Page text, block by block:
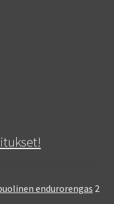
endurorengas 2